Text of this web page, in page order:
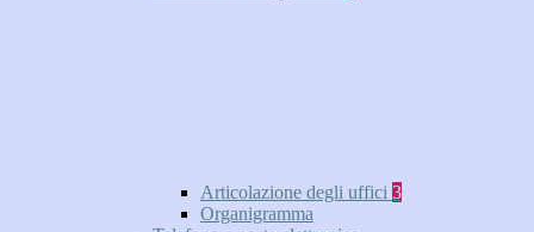
Articolazione degli uffici 3
Organigramma